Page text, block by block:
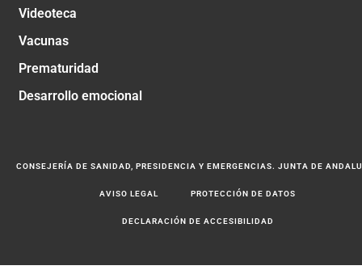
Videoteca
Vacunas
Prematuridad
Desarrollo emocional
CONSEJERÍA DE SANIDAD, PRESIDENCIA Y EMERGENCIAS. JUNTA DE
AVISO LEGAL PROTECCIÓN DE DATOS
DECLARACIÓN DE ACCESIBILIDAD